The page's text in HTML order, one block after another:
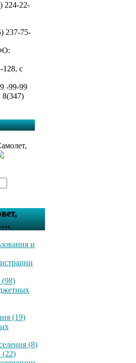
224-22-
237-75-
с
-99-99
и
(98)
(19)
(8)